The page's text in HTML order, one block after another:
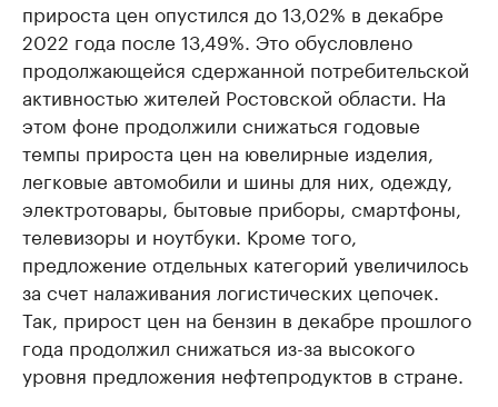
прироста цен опустился до 13,02% в декабре
2022 года после 13,49%. Это обусловлено
продолжающейся сдержанной потребительской
активностью жителей Ростовской области. На
этом фоне продолжили снижаться годовые
темпы прироста цен на ювелирные изделия,
легковые автомобили и шины для них, одежду,
электротовары, бытовые приборы, смартфоны,
телевизоры и ноутбуки. Кроме того,
предложение отдельных категорий увеличилось
за счет налаживания логистических цепочек.
Так, прирост цен на бензин в декабре прошлого
года продолжил снижаться из-за высокого
уровня предложения нефтепродуктов в стране.